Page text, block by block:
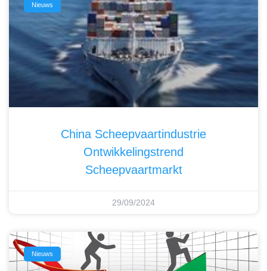
Nieuws
China Scheepvaartindustrie
Ontwikkelingstrend
Scheepvaartmarkt
29/09/2024
Nieuws